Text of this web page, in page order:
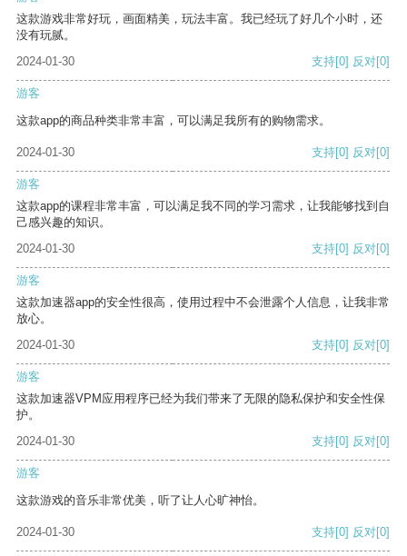
这款游戏非常好玩，画面精美，玩法丰富。我已经玩了好几个小时，还
没有玩腻。
2024-01-30
支持[0] 反对[0]
游客
这款app的商品种类非常丰富，可以满足我所有的购物需求。
2024-01-30 支持[0] 反对[0]
游客
这款app的课程非常丰富，可以满足我不同的学习需求，让我能够找到自
己感兴趣的知识。
2024-01-30
支持[0] 反对[0]
游客
这款加速器app的安全性很高，使用过程中不会泄露个人信息，让我非常
放心。
2024-01-30
支持[0] 反对[0]
游客
这款加速器VPM应用程序已经为我们带来了无限的隐私保护和安全性保
护。
2024-01-30
支持[0] 反对[0]
游客
这款游戏的音乐非常优美，听了让人心旷神怡。
2024-01-30 支持[0] 反对[0]